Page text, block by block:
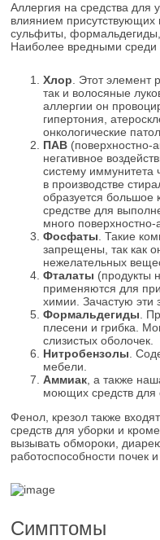
Аллергия на средства для
влиянием присутствующих
сульфиты,
Наиболее вредными среди
Хлор . Этот элемент
так и волосяные
аллергии он
гипертония,
онкологические
ПАВ (поверхностно-
негативное
систему иммунитета
в производстве
образуется большое
средстве для
много поверхностно-
Фосфаты . Такие
запрещены, так как
нежелательных
Фталаты (продукты
применяются для
химии. Зачастую эти
Формальдегиды .
плесени и грибка.
слизистых оболочек.
Нитробензолы .
мебели.
Аммиак , а также
моющих средств для
Фенол, крезол также
средств для уборки и
вызывать обмороки,
работоспособности почек и
Симптомы